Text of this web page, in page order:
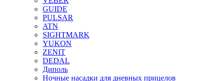
GUIDE
PULSAR
ATN
SIGHTMARK
YUKON
ZENIT
DEDAL
Диполь
Ночные насадки для дневных прицелов